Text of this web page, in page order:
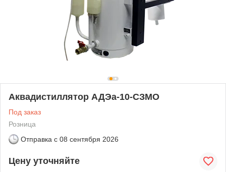
Аквадистиллятор АДЭа-10-СЗМО
Под заказ
Розница
Отправка с 08 сентября 2026
Цену уточняйте